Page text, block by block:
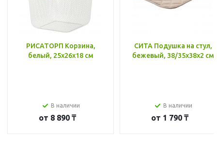
РИСАТОРП Корзина,
белый, 25x26x18 см
В наличии
от 8 890 ₸
СИТА Подушка на стул,
бежевый, 38/35x38x2 см
В наличии
от 1 790 ₸